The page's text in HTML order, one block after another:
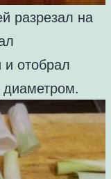
разрезал на
отобрал